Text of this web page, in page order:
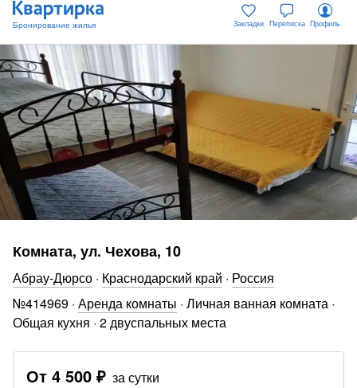
Закладки Переписка Профиль
Комната, ул. Чехова, 10
Абрау-Дюрсо · Краснодарский край · Россия
№414969 · Аренда комнаты · Личная ванная комната ·
Общая кухня · 2 двуспальных места
От 4 500 ₽ за сутки